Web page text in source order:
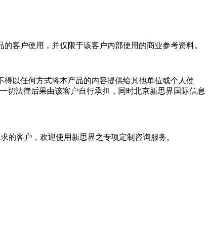
客户使用，并仅限于该客户内部使用的商业参考资料。
以任何方式将本产品的内容提供给其他单位或个人使
切法律后果由该客户自行承担，同时北京新思界国际信息
的客户，欢迎使用新思界之专项定制咨询服务。